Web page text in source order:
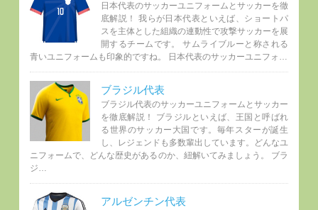
日本代表のサッカーユニフォームとサッカーを徹
底解説！ 我らが日本代表といえば、ショートパ
スを主体とした組織の連動性で攻撃サッカーを展
開するチームです。 サムライブルーと称される
青いユニフォームも印象的ですね。 日本代表のサッカーユニフォ…
ブラジル代表
ブラジル代表のサッカーユニフォームとサッカー
を徹底解説！ ブラジルといえば、王国と呼ばれ
る世界のサッカー大国です。毎年スターが誕生
し、レジェンドも多数輩出しています。どんなユ
ニフォームで、どんな歴史があるのか、紐解いてみましょう。 ブラ
ジ…
アルゼンチン代表